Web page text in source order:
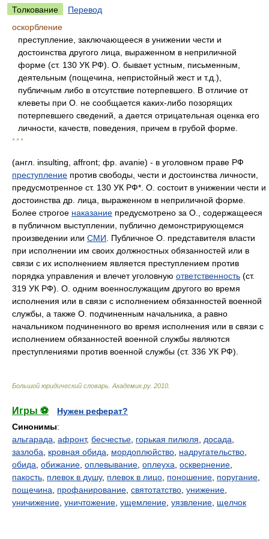
Толкование
Перевод
оскорбление
преступление, заключающееся в унижении чести и
достоинства другого лица, выраженном в неприличной
форме (ст. 130 УК РФ). О. бывает устным, письменным,
деятельным (пощечина, непристойный жест и т.д.),
публичным либо в отсутствие потерпевшего. В отличие от
клеветы при О. не сообщается каких-либо позорящих
потерпевшего сведений, а дается отрицательная оценка его
личности, качеств, поведения, причем в грубой форме.
* * *
(англ. insulting, affront; фр. avanie) - в уголовном праве РФ
преступление против свободы, чести и достоинства личности,
предусмотренное ст. 130 УК РФ*. О. состоит в унижении чести и
достоинства др. лица, выраженном в неприличной форме.
Более строгое наказание предусмотрено за О., содержащееся
в публичном выступлении, публично демонстрирующемся
произведении или СМИ . Публичное О. представителя власти
при исполнении им своих должностных обязанностей или в
связи с их исполнением является преступлением против
порядка управления и влечет уголовную ответственность (ст.
319 УК РФ). О. одним военнослужащим другого во время
исполнения или в связи с исполнением обязанностей военной
службы, а также О. подчиненным начальника, а равно
начальником подчиненного во время исполнения или в связи с
исполнением обязанностей военной службы являются
преступлениями против военной службы (ст. 336 УК РФ).
Большой юридический словарь Академик.ру. 2010
Игры ⚽
Нужен реферат?
Синонимы:
альгарада афронт, бесчестье горькая пилюля досада
зазлоба
кровная обида мордоплюйство надругательство
обида обижание оплевывание оплеуха осквернение
пакость плевок в душу, плевок в лицо поношение поругание
пощечина
профанирование святотатство унижение
уничижение уничтожение ущемление уязвление щелчок